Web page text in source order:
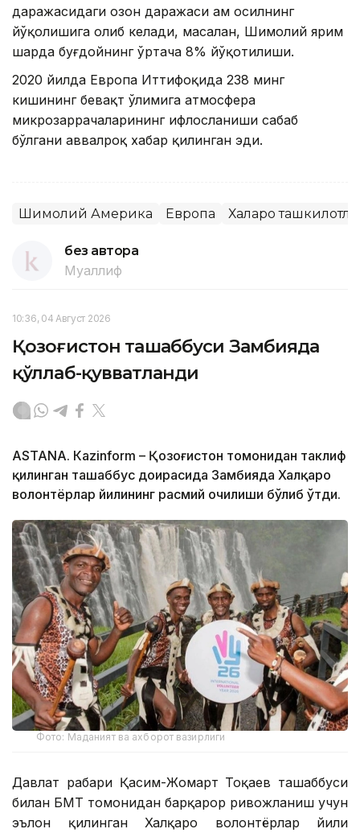
даражасидаги озон даражаси ҳам ҳосилнинг
йўқолишига олиб келади, масалан, Шимолий ярим
шарда буғдойнинг ўртача 8% йўқотилиши.
2020 йилда Европа Иттифоқида 238 минг
кишининг бевақт ўлимига атмосфера
микрозаррачаларининг ифлосланиши сабаб
бўлгани аввалроқ хабар қилинган эди.
Шимолий Америка Европа Халқаро
без автора
Муаллиф
10:36, 04 Август 2026
Қозоғистон ташаббуси Замбияда
қўллаб-қувватланди
ASTANA. Кazinform – Қозоғистон томонидан таклиф
қилинган ташаббус доирасида Замбияда Халқаро
волонтёрлар йилининг расмий очилиши бўлиб ўтди.
Фото: Маданият ва ахборот вазирлиги
Давлат раҳбари Қасим-Жомарт Тоқаев ташаббуси
билан БМТ томонидан барқарор ривожланиш учун
эълон қилинган Халқаро волонтёрлар йили